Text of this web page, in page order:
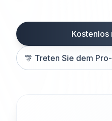
🎊 Treten Sie dem